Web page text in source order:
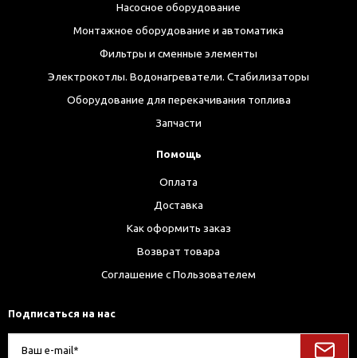
Насосное оборудование
Монтажное оборудование и автоматика
Фильтры и сменные элементы
Электрокотлы. Водонагреватели. Стабилизаторы
Оборудование для перекачивания топлива
Запчасти
Помощь
Оплата
Доставка
Как оформить заказ
Возврат товара
Соглашение с Пользователем
Подписаться на нас